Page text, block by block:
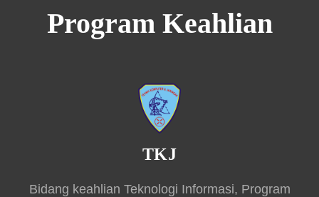
Program Keahlian
TKJ
Bidang keahlian Teknologi Informasi, Program